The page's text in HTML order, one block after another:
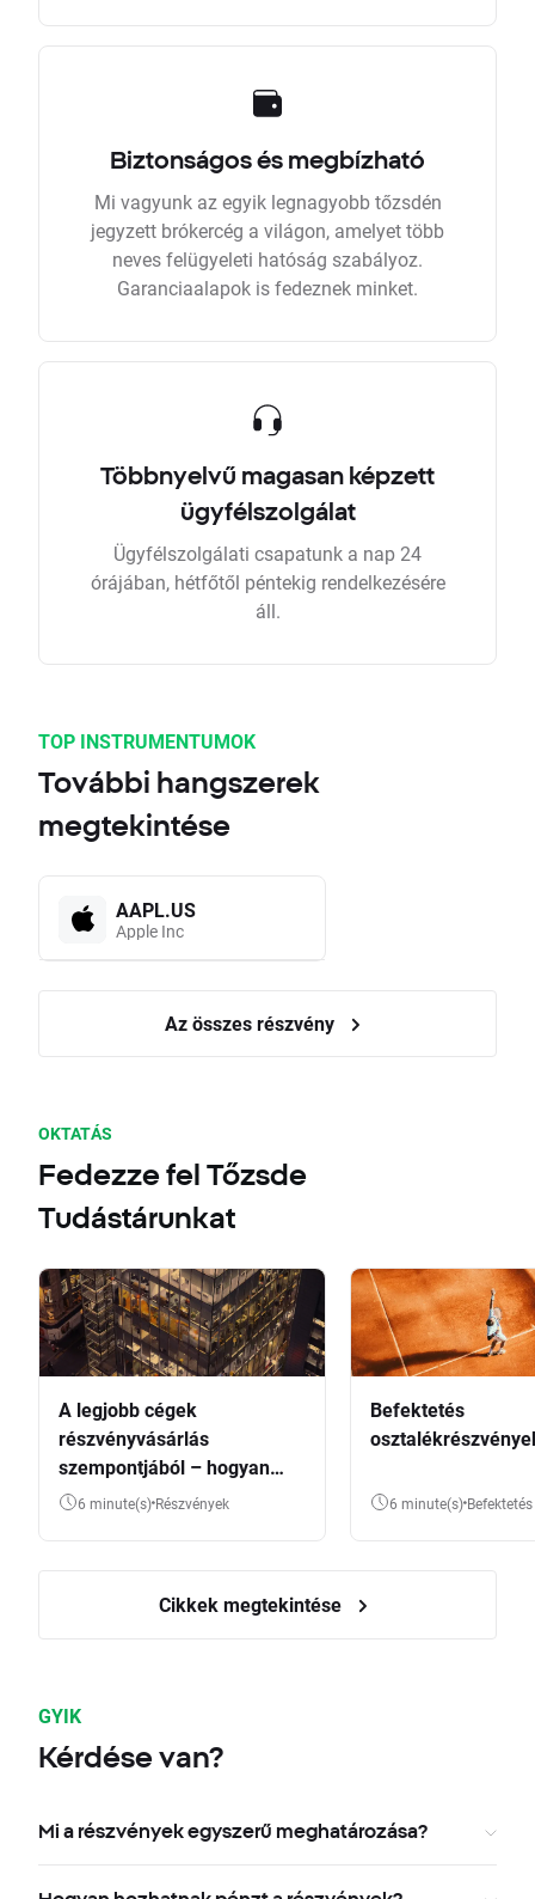
Biztonságos és megbízható
Mi vagyunk az egyik legnagyobb tőzsdén
jegyzett brókercég a világon, amelyet több
neves felügyeleti hatóság szabályoz.
Garanciaalapok is fedeznek minket.
Többnyelvű magasan képzett
ügyfélszolgálat
Ügyfélszolgálati csapatunk a nap 24
órájában, hétfőtől péntekig rendelkezésére
áll.
TOP INSTRUMENTUMOK
További hangszerek
megtekintése
AAPL.US
Apple Inc
Az összes részvény
OKTATÁS
Fedezze fel Tőzsde
Tudástárunkat
A legjobb cégek
részvényvásárlás
szempontjából – hogyan
válasszunk?
6 minute(s) Részvények
Befektetés
6 minute(s) Befektetés
Cikkek megtekintése
GYIK
Kérdése van?
Mi a részvények egyszerű meghatározása?